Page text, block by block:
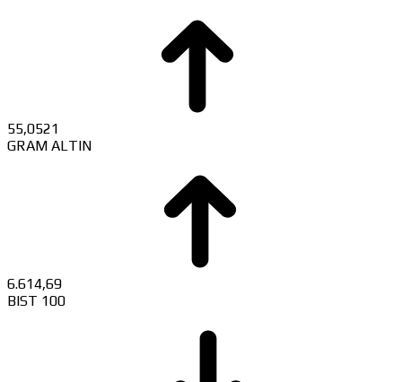
55,0521
GRAM ALTIN
6.614,69
BIST 100